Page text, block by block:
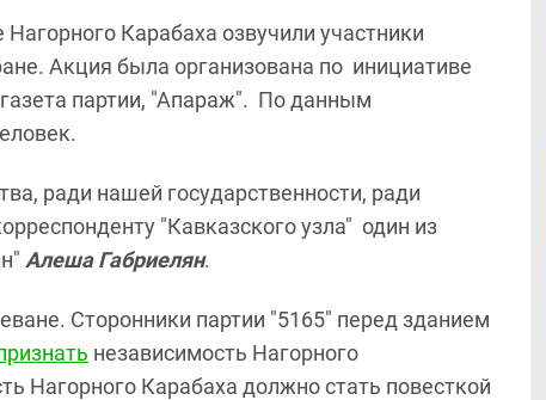
Карабаха озвучили участники
Акция была организована по инициативе
партии, "Апараж". По данным
ради нашей государственности, ради
"Кавказского узла" один из
Алеша Габриелян.
Сторонники партии "5165" перед зданием
независимость Нагорного
Нагорного Карабаха должно стать повесткой